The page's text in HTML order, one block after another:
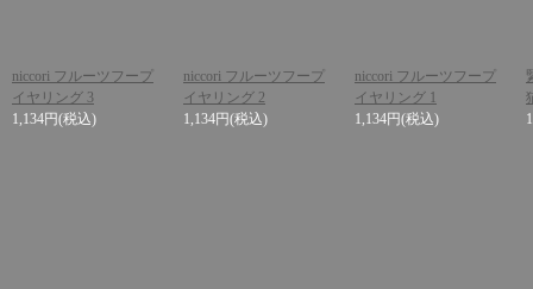
niccori フルーツフープ
イヤリング 3
1,134円(税込)
niccori フルーツフープ
イヤリング 2
1,134円(税込)
niccori フルーツフープ
イヤリング 1
1,134円(税込)